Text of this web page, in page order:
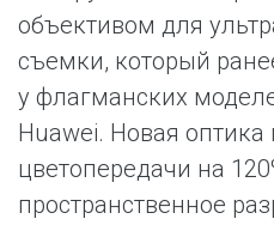
объективом для
съемки, который
у флагманских
Huawei. Новая
цветопередачи на
пространственное